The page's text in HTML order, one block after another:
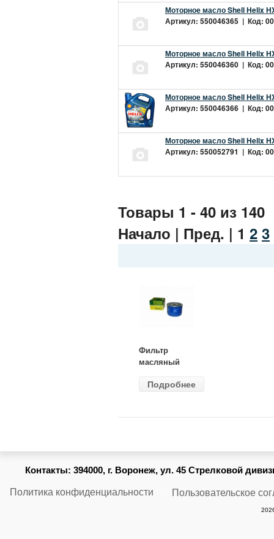
Моторное масло Shell Helix
Артикул: 550046365 | Код:
Моторное масло Shell Helix
Артикул: 550046360 | Код:
Моторное масло Shell Helix
Артикул: 550046366 | Код:
Моторное масло Shell Helix
Артикул: 550052791 | Код:
Товары 1 - 40 из 140
Начало | Пред. | 1 2 3
Фильтр
масляный
(MANN) W
Подробнее
Контакты: 394000, г. Воронеж, ул. 45 Стрелковой
Политика конфиденциальности Пользовательское